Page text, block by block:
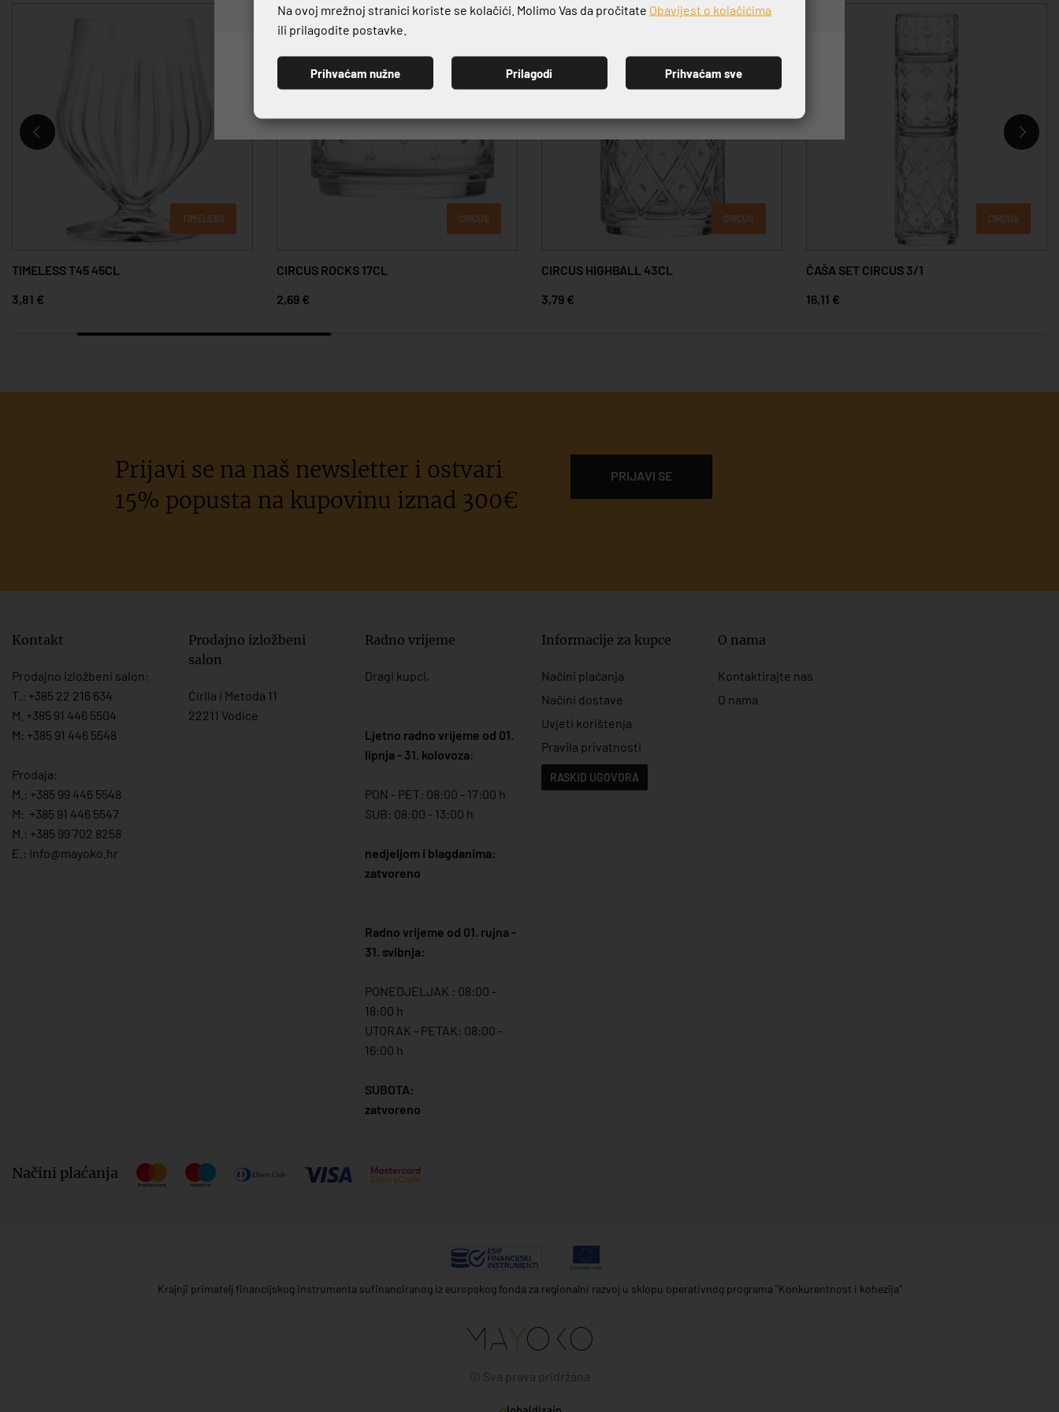
TIMELESS
TIMELESS T45 45CL
3,81 €
CIRCUS
CIRCUS ROCKS 17CL
2,69 €
CIRCUS
CIRCUS HIGHBALL 43CL
3,79 €
CIRCUS
ČAŠA SET CIRCUS 3/1
16,11 €
Prijavi se na naš newsletter i ostvari
15% popusta na kupovinu iznad 300€
PRIJAVI SE
Kontakt
Prodajno izložbeni salon:
T.: +385 22 216 634
M. +385 91 446 5504
M: +385 91 446 5548
Prodaja:
M.: +385 99 446 5548
M: +385 91 446 5547
M.: +385 99 702 8258
E.: info@mayoko. hr
Prodajno izložbeni
salon
Ćirila i Metoda 11
22211 Vodice
Radno vrijeme
Dragi kupci,
Ljetno radno vrijeme od 01.
lipnja - 31. kolovoza:
PON - PET: 08:00 - 17:00 h
SUB: 08:00 - 13:00 h
nedjeljom i blagdanima:
zatvoreno
Radno vrijeme od 01. rujna -
31. svibnja:
PONEDJELJAK : 08:00 -
18:00 h
UTORAK - PETAK: 08:00 -
16:00 h
SUBOTA:
zatvoreno
Informacije za kupce
Načini plaćanja
Načini dostave
Uvjeti korištenja
Pravila privatnosti
RASKID UGOVORA
O nama
Kontaktirajte nas
O nama
Načini plaćanja
Krajnji primatelj financijskog instrumenta sufinanciranog iz europskog fonda za regionalni razvoj u sklopu operativnog programa "Konkurentnost i kohezija"
© Sva prava pridržana
PRIJAVI SE
Na ovoj mrežnoj stranici koriste se kolačići. Molimo Vas da pročitate Obavijest o kolačićima
ili prilagodite postavke.
Prihvaćam nužne Prilagodi Prihvaćam sve